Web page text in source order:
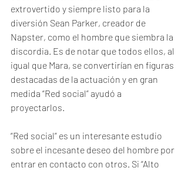
extrovertido y siempre listo para la
diversión Sean Parker, creador de
Napster, como el hombre que siembra la
discordia. Es de notar que todos ellos, al
igual que Mara, se convertirían en figuras
destacadas de la actuación y en gran
medida “Red social” ayudó a
proyectarlos.
“Red social” es un interesante estudio
sobre el incesante deseo del hombre por
entrar en contacto con otros. Si “Alto